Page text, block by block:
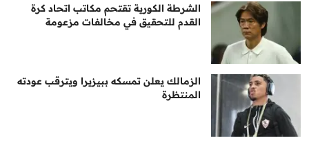
الشرطة الكورية تقتحم مكاتب اتحاد كرة
القدم للتحقيق في مخالفات مزعومة
الزمالك يعلن تمسكه ببيزيرا ويترقب عودته
المنتظرة